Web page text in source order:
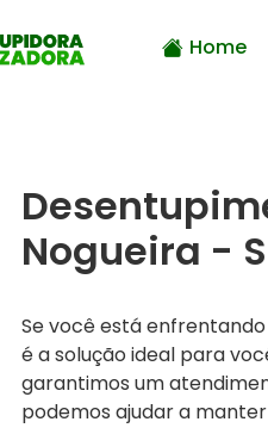
Home
Nogueira -
Se você está
é a solução ideal para
garantimos um
podemos ajudar a